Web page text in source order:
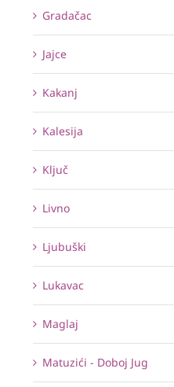
Gradačac
Jajce
Kakanj
Kalesija
Ključ
Livno
Ljubuški
Lukavac
Maglaj
Matuzići - Doboj Jug